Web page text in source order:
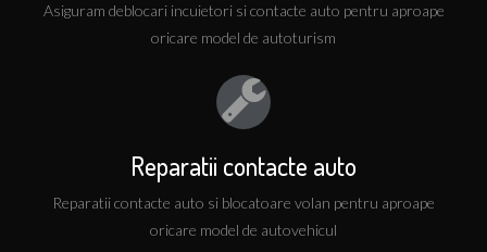
Asiguram deblocari incuietori si contacte auto pentru aproape
oricare model de autoturism
Reparatii contacte auto
Reparatii contacte auto si blocatoare volan pentru aproape
oricare model de autovehicul
Deblocari incuietori, Clonare chei, Programare chei
O usa blocata inseamna ca problema este critica pentru
dumneavoastra. Va putem oferi solutii imediate,
programul de functionare in regim de urgente fiind 24
din 24, 365 de zile pe an.